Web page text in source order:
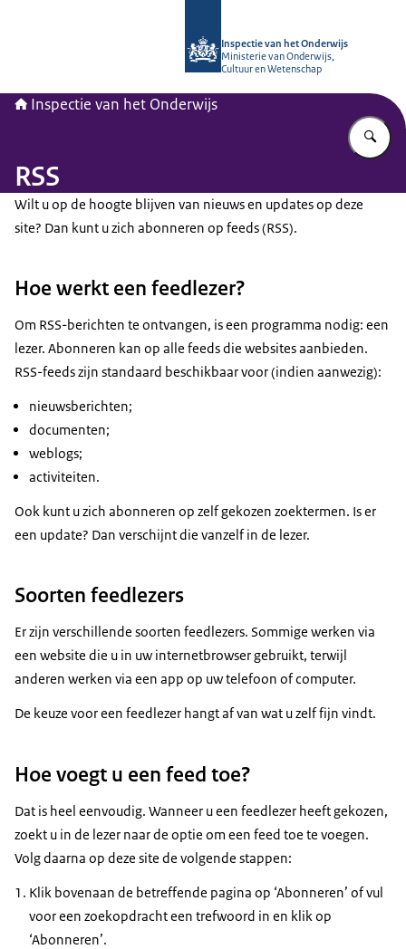
Inspectie van het Onderwijs
Ministerie van Onderwijs,
Cultuur en Wetenschap
Inspectie van het Onderwijs
RSS
Wilt u op de hoogte blijven van nieuws en updates op deze
site? Dan kunt u zich abonneren op feeds (RSS).
Hoe werkt een feedlezer?
Om RSS-berichten te ontvangen, is een programma nodig: een
lezer. Abonneren kan op alle feeds die websites aanbieden.
RSS-feeds zijn standaard beschikbaar voor (indien aanwezig):
nieuwsberichten;
documenten;
weblogs;
activiteiten.
Ook kunt u zich abonneren op zelf gekozen zoektermen. Is er
een update? Dan verschijnt die vanzelf in de lezer.
Soorten feedlezers
Er zijn verschillende soorten feedlezers. Sommige werken via
een website die u in uw internetbrowser gebruikt, terwijl
anderen werken via een app op uw telefoon of computer.
De keuze voor een feedlezer hangt af van wat u zelf fijn vindt.
Hoe voegt u een feed toe?
Dat is heel eenvoudig. Wanneer u een feedlezer heeft gekozen,
zoekt u in de lezer naar de optie om een feed toe te voegen.
Volg daarna op deze site de volgende stappen:
Klik bovenaan de betreffende pagina op ‘Abonneren’ of vul
voor een zoekopdracht een trefwoord in en klik op
‘Abonneren’.